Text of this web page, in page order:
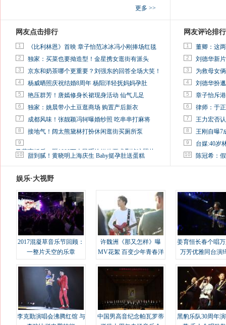
更多 >>
网友点击排行
1 《比利林恩》首映 章子怡范冰冰冯小刚捧场红毯
2 独家：买菜也要拗造型！金星携女逛街有派头
3 京东和奶茶哪个更重要？刘强东的回答全场大笑！
4 杨威晒照庆祝结婚8周年 杨阳洋轻抚妈妈孕肚
5 艳压群芳！唐嫣修身长裙现身活动 仙气儿足
6 独家：姚晨带小土豆逛商场 购置产后新衣
7 成都风味！张靓颖冯轲曝婚纱照 吃串串打麻将
8 接地气！阔太熊黛林打扮休闲逛街买厕所泵
9
马蓉离婚后，砸1000万人民币给媒体要求删掉这照片
10 甜到腻！黄晓明上海庆生 Baby挺孕肚送蛋糕
网友评论排行
1 董卿：这
2 刘德华新
3 为救母女
4 刘德华扮
5 章子怡斥
6 律师：于
7 王力宏否
8 王刚自曝7
9 台媒:40岁
10 陈冠希：
娱乐·大视野
2017混凝草音乐节回顾：
一整片天空的乐章
许魏洲《那又怎样》曝
MV花絮 百变少年青春洋
姜育恒长春个唱
万芳优雅同台演
李克勤演唱会沸腾红馆 与
中国男高音纪念帕瓦罗蒂
黑豹乐队30周年